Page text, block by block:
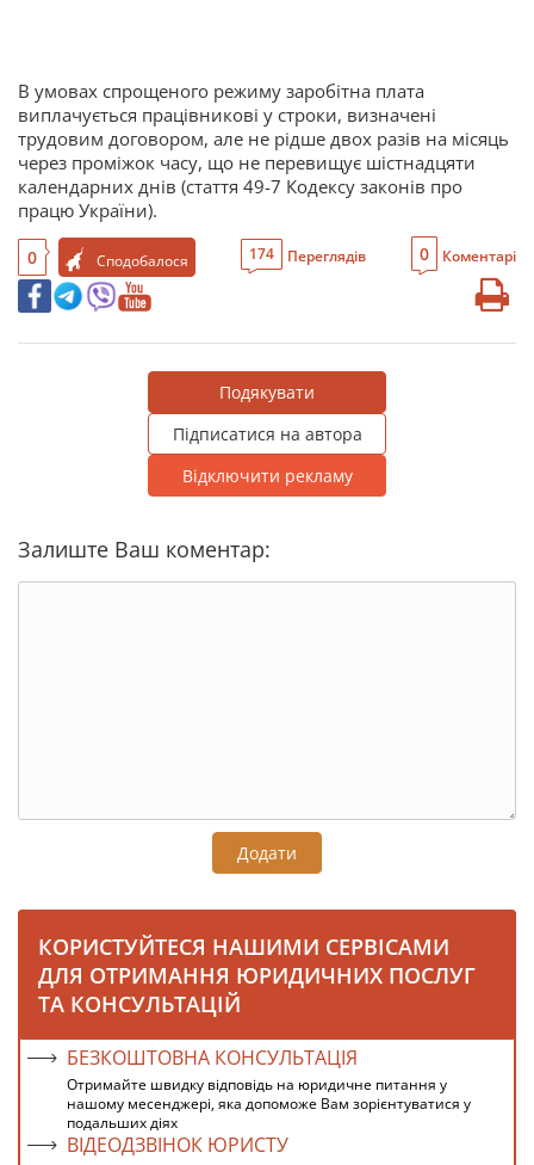
В умовах спрощеного режиму заробітна плата
виплачується працівникові у строки, визначені
трудовим договором, але не рідше двох разів на місяць
через проміжок часу, що не перевищує шістнадцяти
календарних днів (стаття 49-7 Кодексу законів про
працю України).
0 Сподобалося 174 Переглядів 0 Коментарі
Подякувати
Підписатися на автора
Відключити рекламу
Залиште Ваш коментар:
Додати
КОРИСТУЙТЕСЯ НАШИМИ СЕРВІСАМИ
ДЛЯ ОТРИМАННЯ ЮРИДИЧНИХ ПОСЛУГ
ТА КОНСУЛЬТАЦІЙ
БЕЗКОШТОВНА КОНСУЛЬТАЦІЯ
Отримайте швидку відповідь на юридичне питання у
нашому месенджері, яка допоможе Вам зорієнтуватися у
подальших діях
ВІДЕОДЗВІНОК ЮРИСТУ